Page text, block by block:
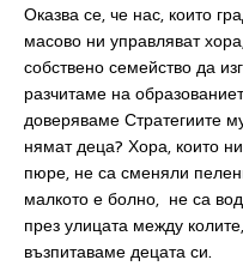
Оказва се, че нас, които
масово ни управляват
собствено семейство да
разчитаме на
доверяваме Стратегиите
нямат деца? Хора, които
пюре, не са сменяли
малкото е болно, не са
през улицата между
възпитаваме децата си.